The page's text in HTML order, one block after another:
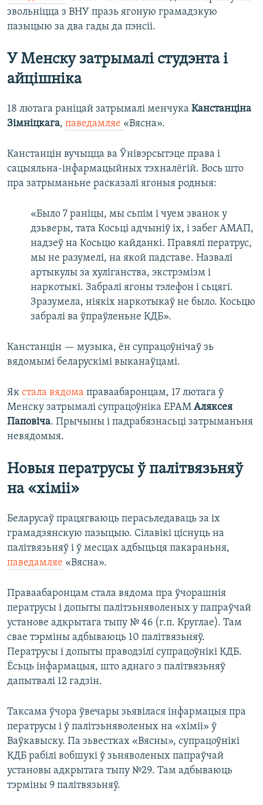
звольніцца з ВНУ празь ягоную грамадзкую
пазыцыю за два гады да пэнсіі.
У Менску затрымалі студэнта і
айцішніка
18 лютага раніцай затрымалі менчука Канстанціна
Зімніцкага, паведамляе «Вясна».
Канстанцін вучыцца ва Ўнівэрсытэце права і
сацыяльна-інфармацыйных тэхналёгій. Вось што
пра затрыманьне расказалі ягоныя родныя:
«Было 7 раніцы, мы сьпім і чуем званок у
дзьверы, тата Косьці адчыніў іх, і забег АМАП,
надзеў на Косьцю кайданкі. Правялі ператрус,
мы не разумелі, на якой падставе. Назвалі
артыкулы за хуліганства, экстрэмізм і
наркотыкі. Забралі ягоны тэлефон і сьцягі.
Зразумела, ніякіх наркотыкаў не было. Косьцю
забралі ва ўпраўленьне КДБ».
Канстанцін — музыка, ён супрацоўнічаў зь
вядомымі беларускімі выканаўцамі.
Як стала вядома праваабаронцам, 17 лютага ў
Менску затрымалі супрацоўніка EPAM Аляксея
Паповіча. Прычыны і падрабязнасьці затрыманьня
невядомыя.
Новыя ператрусы ў палітвязьняў
на «хіміі»
Беларусаў працягваюць перасьледаваць за іх
грамадзянскую пазыцыю. Сілавікі ціснуць на
палітвязьняў і ў месцах адбыцьця пакараньня,
паведамляе «Вясна».
Праваабаронцам стала вядома пра ўчорашнія
ператрусы і допыты палітзьняволеных у папраўчай
установе адкрытага тыпу № 46 (г.п. Круглае). Там
свае тэрміны адбываюць 10 палітвязьняў.
Ператрусы і допыты праводзілі супрацоўнікі КДБ.
Ёсьць інфармацыя, што аднаго з палітвязьняў
дапытвалі 12 гадзін.
Таксама ўчора ўвечары зьявілася інфармацыя пра
ператрусы і ў палітзьняволеных на «хіміі» ў
Ваўкавыску. Па зьвестках «Вясны», супрацоўнікі
КДБ рабілі вобшукі ў зьняволеных папраўчай
установы адкрытага тыпу №29. Там адбываюць
тэрміны 9 палітвязьняў.